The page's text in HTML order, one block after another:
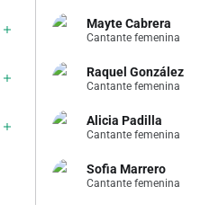
Mayte Cabrera
Cantante femenina
Raquel González
Cantante femenina
Alicia Padilla
Cantante femenina
Sofia Marrero
Cantante femenina